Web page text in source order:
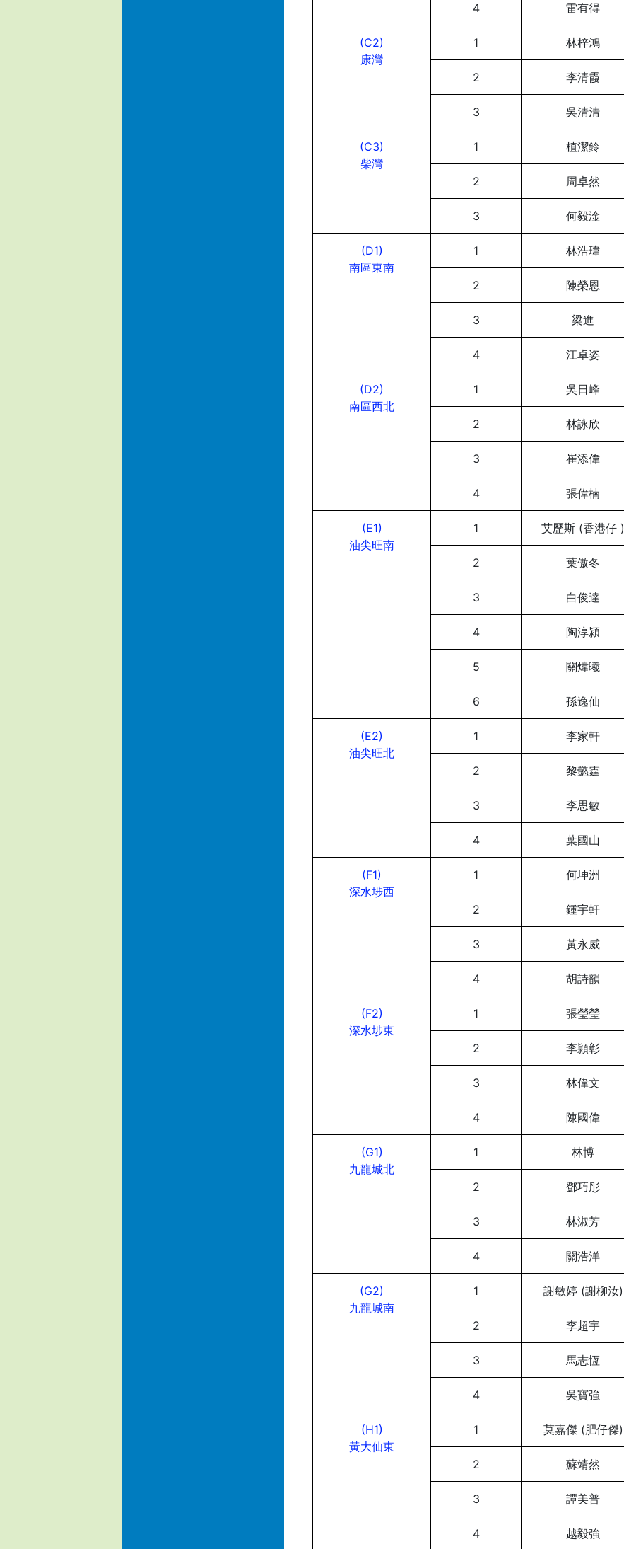
4 雷有得
(C2)
康灣
1 林梓鴻
2 李清霞
3 吳清清
(C3)
柴灣
1 植潔鈴
2 周卓然
3 何毅淦
(D1)
南區東南
1 林浩瑋
2 陳榮恩
3 梁進
4 江卓姿
(D2)
南區西北
1 吳日峰
2 林詠欣
3 崔添偉
4 張偉楠
(E1)
油尖旺南
1 艾歷斯 (香港仔 )
2 葉傲冬
3 白俊達
4 陶淳潁
5 關煒曦
6 孫逸仙
(E2)
油尖旺北
1 李家軒
2 黎懿霆
3 李思敏
4 葉國山
(F1)
深水埗西
1 何坤洲
2 鍾宇軒
3 黃永威
4 胡詩韻
(F2)
深水埗東
1 張瑩瑩
2 李頴彰
3 林偉文
4 陳國偉
(G1)
九龍城北
1 林博
2 鄧巧彤
3 林淑芳
4 關浩洋
(G2)
九龍城南
1 謝敏婷 (謝柳汝)
2 李超宇
3 馬志恆
4 吳寶強
(H1)
黃大仙東
1 莫嘉傑 (肥仔傑)
2 蘇靖然
3 譚美普
4 越毅強